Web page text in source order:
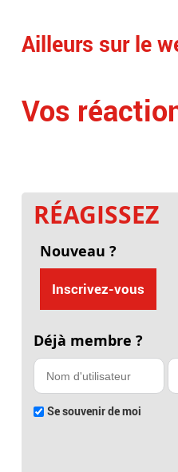
Ailleurs sur le
Vos
RÉAGISSEZ
Nouveau ?
Inscrivez-vous
Déjà membre ?
Se souvenir de moi